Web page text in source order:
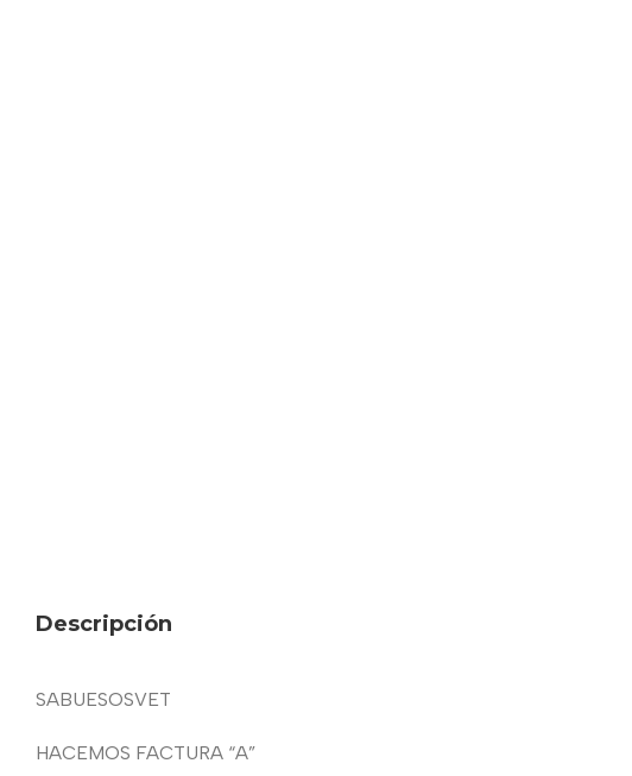
Descripción
SABUESOSVET
HACEMOS FACTURA “A”